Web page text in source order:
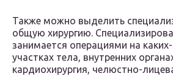
Также можно выделить
общую хирургию.
занимается операциями на
участках тела, внутренних
кардиохирургия, челюстно-